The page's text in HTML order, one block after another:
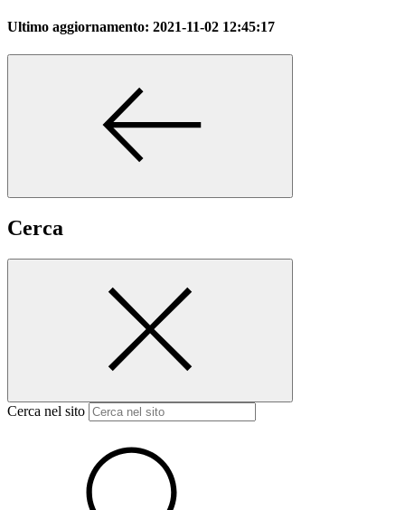
Ultimo aggiornamento: 2021-11-02 12:45:17
Cerca
Cerca nel sito